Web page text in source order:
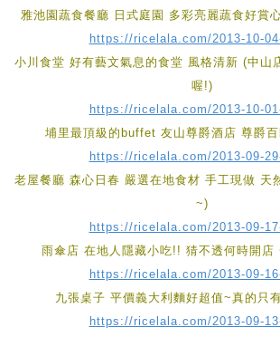
雅池園蔬食餐廳 日式庭園 多彩亮麗蔬食好賞
https://ricelala.com/2013-10-
小川食堂 好有藝文氣息的食堂 風格清新 (中山
喔!)
https://ricelala.com/2013-10-
埔里最頂級的buffet 友山尊爵酒店 尊爵
https://ricelala.com/2013-09-
老屋餐廳 森心日春 嚴選在地食材 手工現做 天
~)
https://ricelala.com/2013-09-
雨傘店 在地人隱藏小吃!! 猜不透何時開店
https://ricelala.com/2013-09-
九張桌子 平價義大利麵好超值~真的只
https://ricelala.com/2013-09-